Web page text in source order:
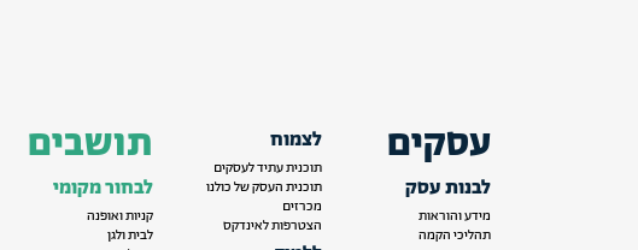
עסקים
לבנות עסק
מידע והוראות
תהליכי הקמה
לצמוח
תוכנית עתיד לעסקים
תוכנית העסק של כולנו
מכרזים
הצטרפות לאינדקס
תושבים
לבחור מקומי
קניות ואופנה
לבית ולגן